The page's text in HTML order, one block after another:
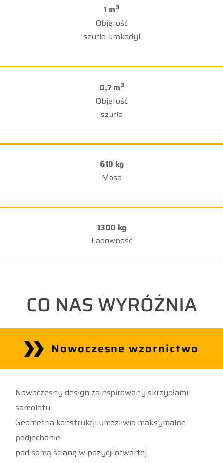
610 kg
Masa
1300 kg
Ładowność
1 m3
Objętość
szuflo-krokodyl
0,7 m3
Objętość
szufla
CO NAS WYRÓŻNIA
Nowoczesne wzornictwo
Nowoczesny design zainspirowany skrzydłami
samolotu.
Geometria konstrukcji umożliwia maksymalne
podjechanie
pod samą ścianę w pozycji otwartej.